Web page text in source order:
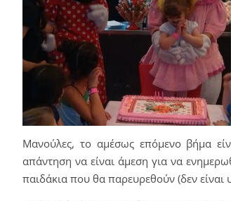
Μανούλες, το αμέσως επόμενο βήμα
απάντηση να είναι άμεση για να
παιδάκια που θα παρευρεθούν (δεν